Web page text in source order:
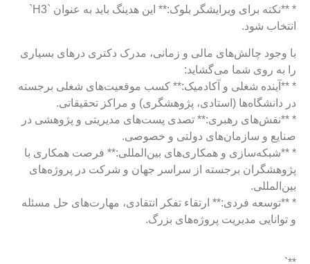
* **نکته برای ویرایشگر بلوک:** این هدینگ باید به عنوان `H3`
انتخاب شود.
با وجود چالش‌های مالی و زمانی، مدرک دکتری درهای بسیاری
را به روی شما می‌گشاید:
* **آینده شغلی و آکادمیک:** کسب موقعیت‌های شغلی برجسته
در دانشگاه‌ها (استادی، پژوهشگری) و مراکز تحقیقاتی.
* **نقش‌های رهبری:** تصدی پست‌های مدیریتی و پژوهشی در
صنایع و سازمان‌های دولتی و خصوصی.
* **شبکه‌سازی و همکاری‌های بین‌المللی:** فرصت همکاری با
پژوهشگران برجسته از سراسر جهان و شرکت در پروژه‌های
بین‌المللی.
* **توسعه فردی:** ارتقاء تفکر انتقادی، مهارت‌های حل مسئله
و توانایی مدیریت پروژه‌های بزرگ.